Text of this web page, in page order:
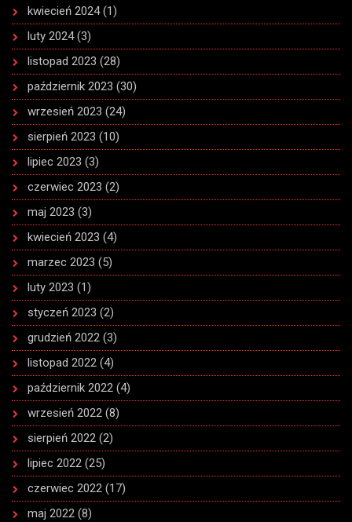
kwiecień 2024(1)
luty 2024(3)
listopad 2023 (28)
październik 2023 (30)
wrzesień 2023 (24)
sierpień 2023 (10)
lipiec 2023 (3)
czerwiec 2023 (2)
maj 2023 (3)
kwiecień 2023 (4)
marzec 2023 (5)
luty 2023 (1)
styczeń 2023 (2)
grudzień 2022 (3)
listopad 2022 (4)
październik 2022 (4)
wrzesień 2022 (8)
sierpień 2022 (2)
lipiec 2022 (25)
czerwiec 2022 (17)
maj 2022 (8)